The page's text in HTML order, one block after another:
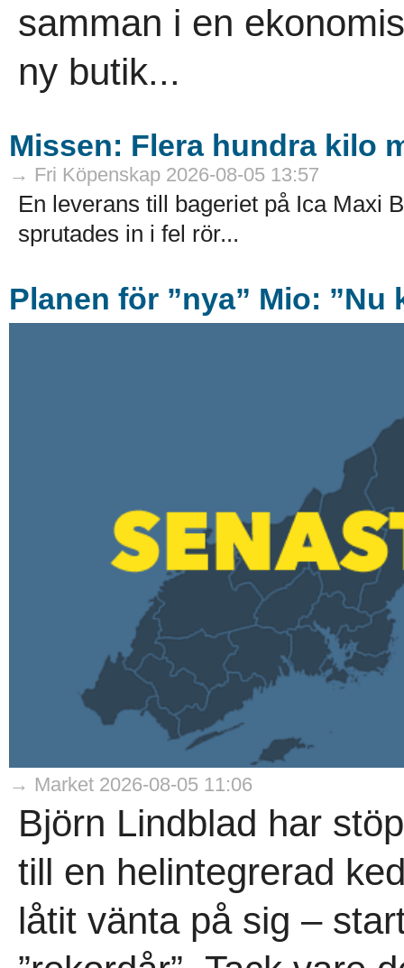
samman i en
ny butik...
Missen: Flera hundra kilo
→ Fri Köpenskap 2026-08-05 13:57
En leverans till bageriet på Ica Maxi
sprutades in i fel rör...
Planen för ”nya” Mio:
→ Market 2026-08-05 11:06
Björn Lindblad har
till en helintegrerad
låtit vänta på sig –